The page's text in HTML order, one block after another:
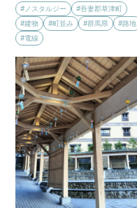
#ノスタルジー
#吾妻郡草津町
#建物
#町並み #群馬県
#路地
#電線